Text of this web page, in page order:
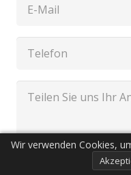
Wir verwenden Cookies,